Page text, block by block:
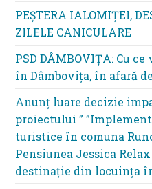
PEȘTERA IALOMIȚEI,
ZILELE CANICULARE
PSD DÂMBOVIȚA: Cu
în Dâmbovița, în afară
Anunț luare decizie
proiectului ”
turistice în comuna
Pensiunea Jessica
destinație din locuința